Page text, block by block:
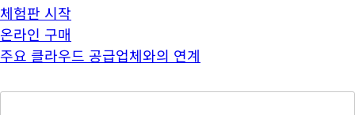
체험판 시작
온라인 구매
주요 클라우드 공급업체와의 연계